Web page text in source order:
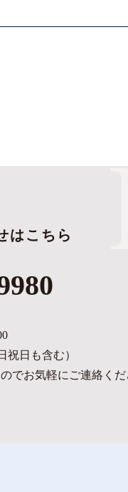
はこちら
祝日も含む）
でお気軽にご連絡くだ